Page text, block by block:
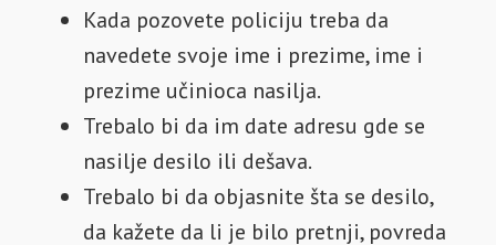
Kada pozovete policiju treba da
navedete svoje ime i prezime, ime i
prezime učinioca nasilja.
Trebalo bi da im date adresu gde se
nasilje desilo ili dešava.
Trebalo bi da objasnite šta se desilo,
da kažete da li je bilo pretnji, povreda